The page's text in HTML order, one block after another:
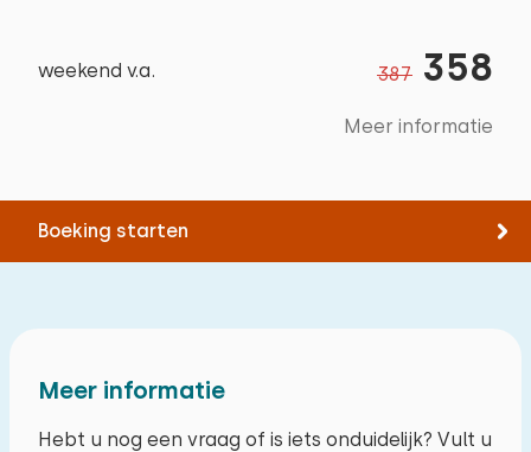
weekend v.a. 387 358
Meer informatie
Boeking starten
Meer informatie
Hebt u nog een vraag of is iets onduidelijk? Vult u